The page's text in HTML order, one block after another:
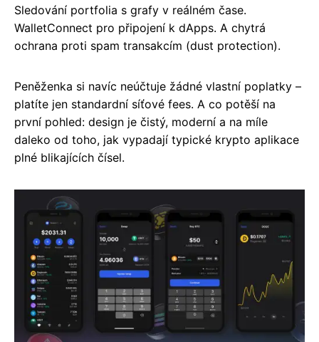
Sledování portfolia s grafy v reálném čase.
WalletConnect pro připojení k dApps. A chytrá
ochrana proti spam transakcím (dust protection).
Peněženka si navíc neúčtuje žádné vlastní poplatky –
platíte jen standardní síťové fees. A co potěší na
první pohled: design je čistý, moderní a na míle
daleko od toho, jak vypadají typické krypto aplikace
plné blikajících čísel.